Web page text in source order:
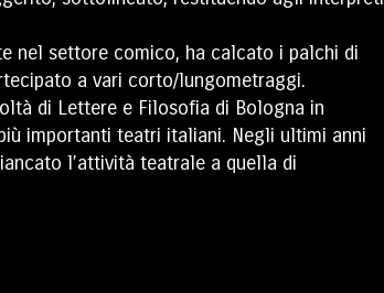
nel settore comico, ha calcato i palchi di
a vari corto/lungometraggi.
di Lettere e Filosofia di Bologna in
importanti teatri italiani. Negli ultimi anni
l’attività teatrale a quella di